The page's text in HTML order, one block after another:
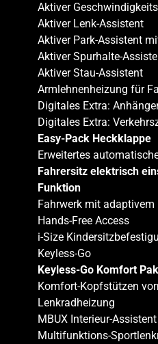
Aktiver
Aktiver Lenk-Assistent
Aktiver Park-Assistent
Aktiver Spurhalte-
Aktiver Stau-Assistent
Armlehnenheizung für
Digitales Extra:
Digitales Extra:
Easy-Pack Heckklappe
Erweitertes
Fahrersitz elektrisch
Funktion
Fahrwerk mit
Hands-Free Access
i-Size
Keyless-Go
Keyless-Go Komfort
Komfort-Kopfstützen
Lenkradheizung
MBUX Interieur-Assistent
Multifunktions-